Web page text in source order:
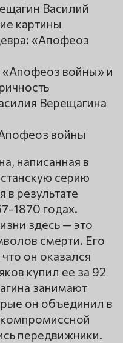
Василий
картины
«Апофеоз
«Апофеоз войны» и
Верещагина
войны
написанная в
серию
результате
1870 годах.
здесь — это
смерти. Его
он оказался
купил ее за 92
занимают
он объединил в
передвижники.